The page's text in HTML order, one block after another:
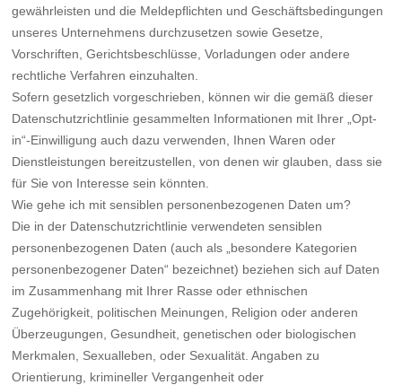
gewährleisten und die Meldepflichten und Geschäftsbedingungen
unseres Unternehmens durchzusetzen sowie Gesetze,
Vorschriften, Gerichtsbeschlüsse, Vorladungen oder andere
rechtliche Verfahren einzuhalten.
Sofern gesetzlich vorgeschrieben, können wir die gemäß dieser
Datenschutzrichtlinie gesammelten Informationen mit Ihrer „Opt-
in“-Einwilligung auch dazu verwenden, Ihnen Waren oder
Dienstleistungen bereitzustellen, von denen wir glauben, dass sie
für Sie von Interesse sein könnten.
Wie gehe ich mit sensiblen personenbezogenen Daten um?
Die in der Datenschutzrichtlinie verwendeten sensiblen
personenbezogenen Daten (auch als „besondere Kategorien
personenbezogener Daten“ bezeichnet) beziehen sich auf Daten
im Zusammenhang mit Ihrer Rasse oder ethnischen
Zugehörigkeit, politischen Meinungen, Religion oder anderen
Überzeugungen, Gesundheit, genetischen oder biologischen
Merkmalen, Sexualleben, oder Sexualität. Angaben zu
Orientierung, krimineller Vergangenheit oder